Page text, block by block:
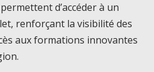
d’accéder à un
renforçant la visibilité des
aux formations innovantes